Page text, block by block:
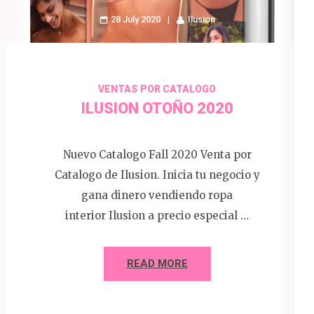
28 July 2020 Ilusion
VENTAS POR CATALOGO
ILUSION OTOÑO 2020
Nuevo Catalogo Fall 2020 Venta por
Catalogo de Ilusion. Inicia tu negocio y
gana dinero vendiendo ropa
interior Ilusion a precio especial …
READ MORE